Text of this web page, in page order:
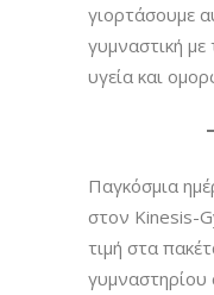
γιορτάσουμε
γυμναστική με
υγεία και
Παγκόσμια
στον Kinesis-
τιμή στα
γυμναστηρίου